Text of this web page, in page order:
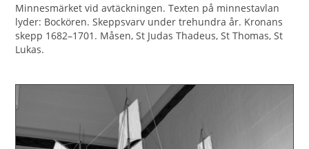
Minnesmärket vid avtäckningen. Texten på minnestavlan
lyder: Bockören. Skeppsvarv under trehundra år. Kronans
skepp 1682–1701. Måsen, St Judas Thadeus, St Thomas, St
Lukas.